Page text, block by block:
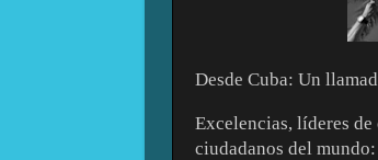
Desde Cuba: Un
Excelencias, líderes
ciudadanos del mundo: